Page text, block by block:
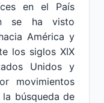
en el País
se ha visto
América y
los siglos XIX
Unidos y
movimientos
búsqueda de